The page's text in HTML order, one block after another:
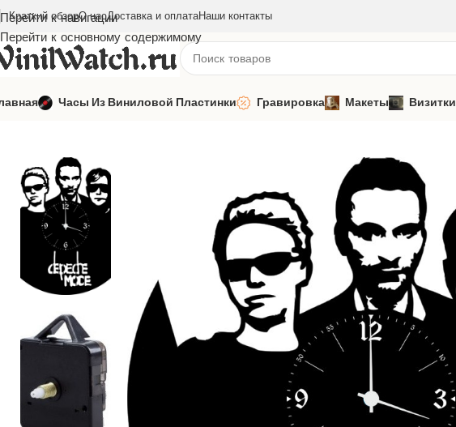
Перейти к навигации
Перейти к основному содержимому
Краткий обзорО насДоставка и оплатаНаши контакты
Часы Из Виниловой Пластинки Гравировка Макеты Визитки
Главная
Зарубежная музыка Depeche Mode